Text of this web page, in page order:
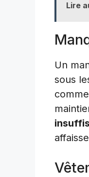
Lire
Un
sous